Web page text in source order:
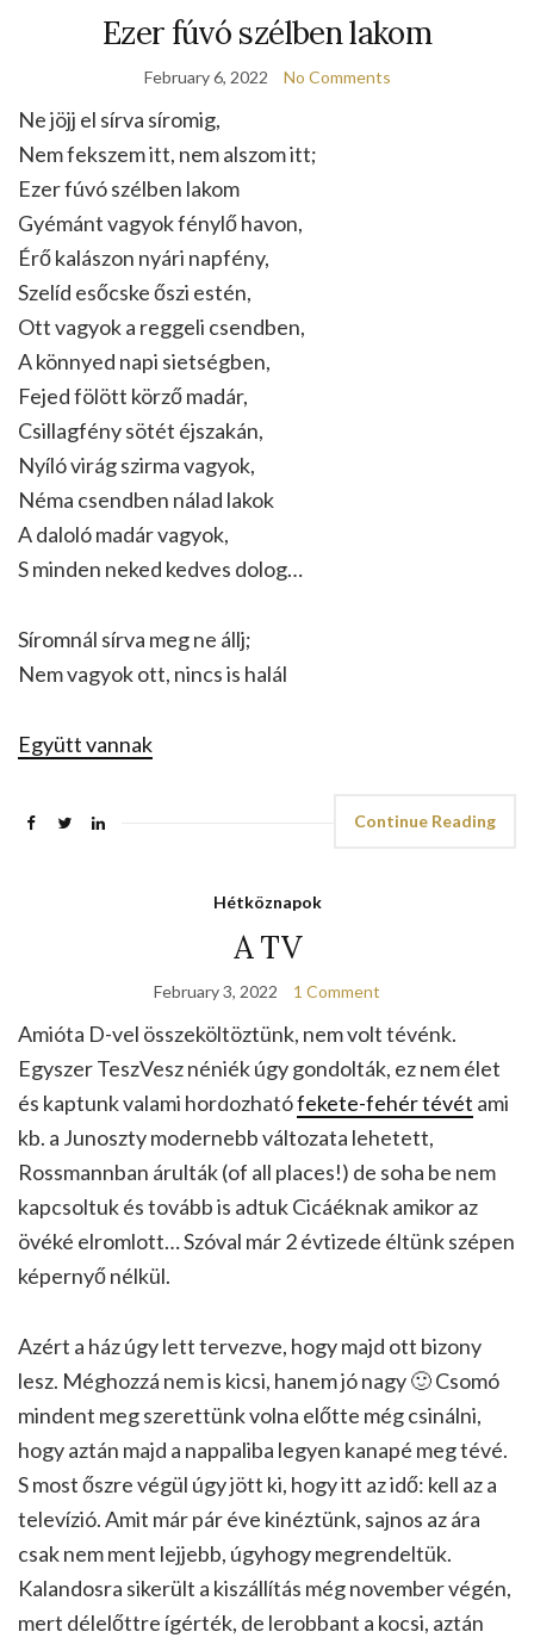
Ezer fúvó szélben lakom
February 6, 2022 No Comments
Ne jöjj el sírva síromig,
Nem fekszem itt, nem alszom itt;
Ezer fúvó szélben lakom
Gyémánt vagyok fénylő havon,
Érő kalászon nyári napfény,
Szelíd esőcske őszi estén,
Ott vagyok a reggeli csendben,
A könnyed napi sietségben,
Fejed fölött körző madár,
Csillagfény sötét éjszakán,
Nyíló virág szirma vagyok,
Néma csendben nálad lakok
A daloló madár vagyok,
S minden neked kedves dolog…
Síromnál sírva meg ne állj;
Nem vagyok ott, nincs is halál
Együtt vannak
Continue Reading
Hétköznapok
A TV
February 3, 2022 1 Comment
Amióta D-vel összeköltöztünk, nem volt tévénk.
Egyszer TeszVesz néniék úgy gondolták, ez nem élet
és kaptunk valami hordozhatófekete-fehér tévét ami
kb. a Junoszty modernebb változata lehetett,
Rossmannban árulták (of all places!) de soha be nem
kapcsoltuk és tovább is adtuk Cicáéknak amikor az
övéké elromlott… Szóval már 2 évtizede éltünk szépen
képernyő nélkül.
Azért a ház úgy lett tervezve, hogy majd ott bizony
lesz. Méghozzá nem is kicsi, hanem jó nagy 🙂 Csomó
mindent meg szerettünk volna előtte még csinálni,
hogy aztán majd a nappaliba legyen kanapé meg tévé.
S most őszre végül úgy jött ki, hogy itt az idő: kell az a
televízió. Amit már pár éve kinéztünk, sajnos az ára
csak nem ment lejjebb, úgyhogy megrendeltük.
Kalandosra sikerült a kiszállítás még november végén,
mert délelőttre ígérték, de lerobbant a kocsi, aztán